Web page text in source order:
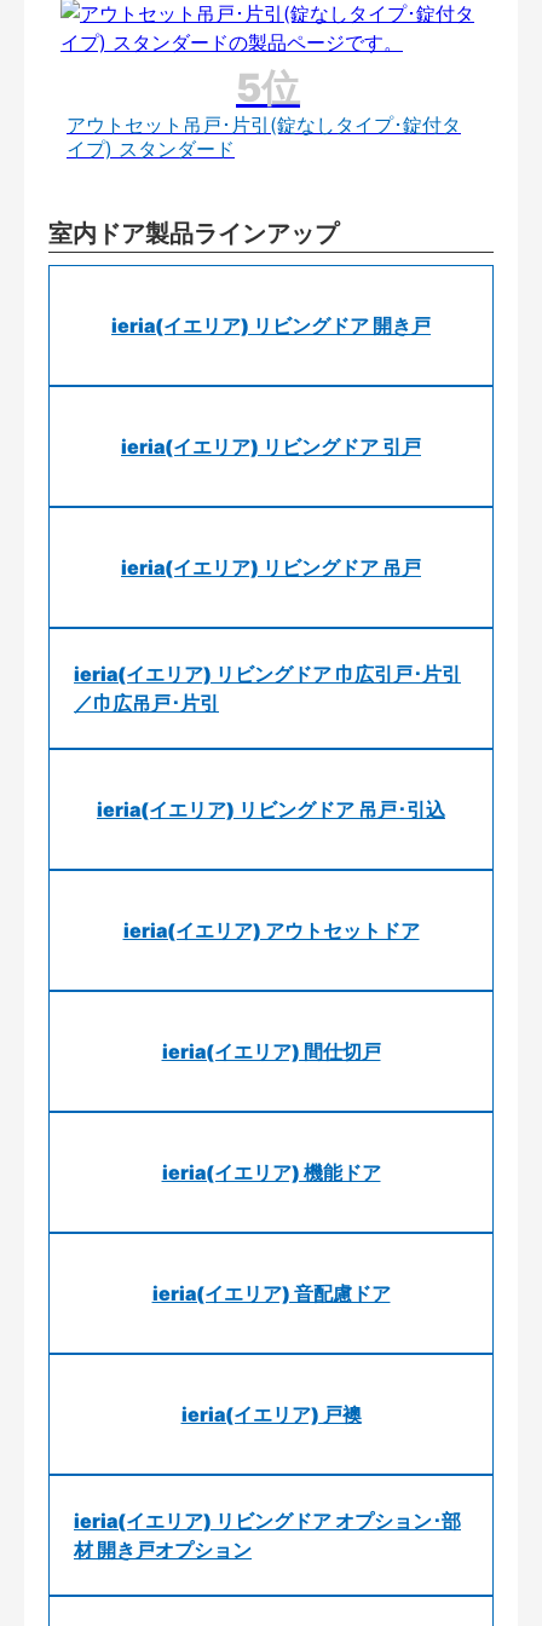
アウトセット吊戸･片引(錠なしタイプ･錠付タ
イプ) スタンダード
室内ドア製品ラインアップ
ieria(イエリア) リビングドア 開き戸
ieria(イエリア) リビングドア 引戸
ieria(イエリア) リビングドア 吊戸
ieria(イエリア) リビングドア 巾広引戸･片引
／巾広吊戸･片引
ieria(イエリア) リビングドア 吊戸･引込
ieria(イエリア) アウトセットドア
ieria(イエリア) 間仕切戸
ieria(イエリア) 機能ドア
ieria(イエリア) 音配慮ドア
ieria(イエリア) 戸襖
ieria(イエリア) リビングドア オプション･部
材 開き戸オプション